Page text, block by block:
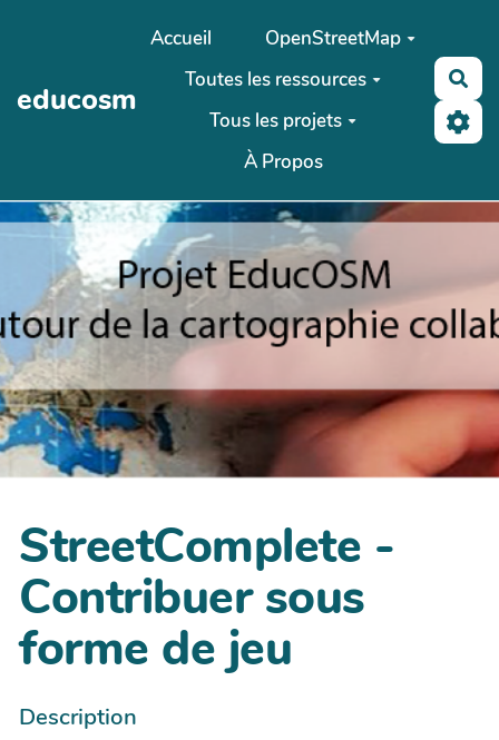
Aller au contenu principal
educosm
Accueil
OpenStreetMap
Toutes les ressources
Tous les projets
À Propos
StreetComplete -
Contribuer sous
forme de jeu
Description